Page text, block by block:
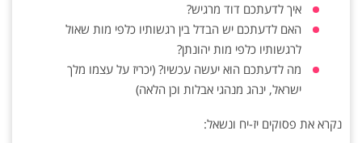
איך לדעתכם דוד מרגיש?
האם לדעתכם יש הבדל בין רגשותיו כלפי מות שאול
לרגשותיו כלפי מות יהונתן?
מה לדעתכם הוא יעשה עכשיו? (יכריז על עצמו מלך
ישראל, ינהג מנהגי אבלות וכן הלאה)
נקרא את פסוקים יז-יח ונשאל: